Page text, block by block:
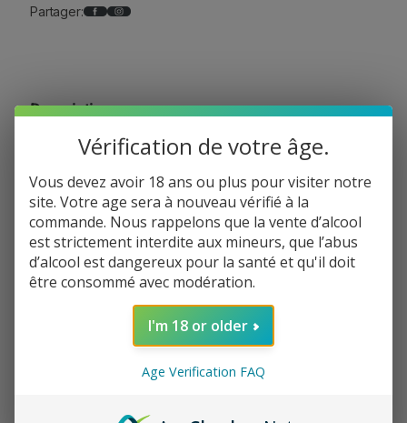
s
m
t
d
e
3
T
o
Partager: Facebook Instagram
Description
Une toastinade aux courgettes grillées &
graines Bio
Recette gourmande qui réunit le croquant d’un
mélange de graines et l’onctuosité de la
Idéal tartiné sur des toasts de pain frais, sur une
bruschetta ou encore à l’apéritif
Vérification de votre âge.
Vous devez avoir 18 ans ou plus pour visiter notre
site. Votre age sera à nouveau vérifié à la
commande. Nous rappelons que la vente d’alcool
est strictement interdite aux mineurs, que l’abus
d’alcool est dangereux pour la santé et qu'il doit
être consommé avec modération.
I'm 18 or older
Age Verification FAQ